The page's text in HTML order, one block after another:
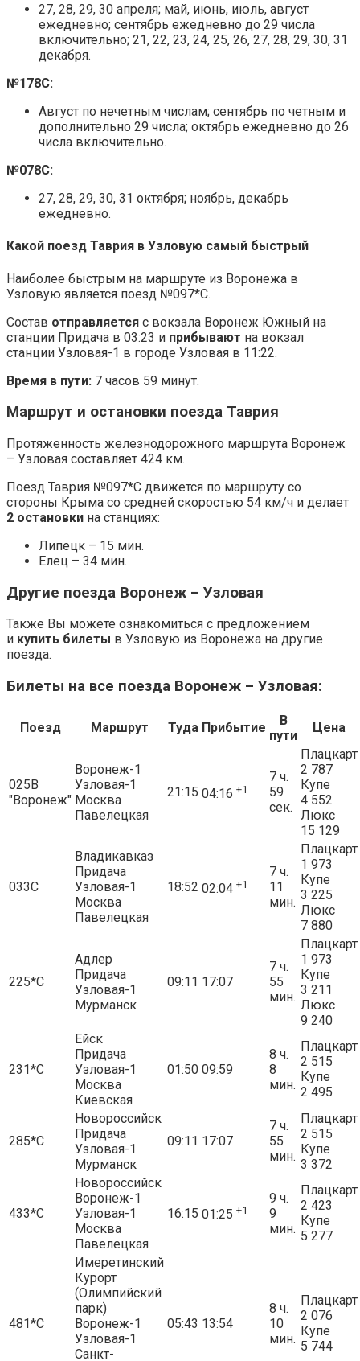
27, 28, 29, 30 апреля; май, июнь, июль, август
ежедневно; сентябрь ежедневно до 29 числа
включительно; 21, 22, 23, 24, 25, 26, 27, 28, 29, 30, 31
декабря.
№178С:
Август по нечетным числам; сентябрь по четным и
дополнительно 29 числа; октябрь ежедневно до 26
числа включительно.
№078С:
27, 28, 29, 30, 31 октября; ноябрь, декабрь
ежедневно.
Какой поезд Таврия в Узловую самый быстрый
Наиболее быстрым на маршруте из Воронежа в
Узловую является поезд №097*С.
Состав отправляется с вокзала Воронеж Южный на
станции Придача в 03:23 и прибывают на вокзал
станции Узловая-1 в городе Узловая в 11:22.
Время в пути: 7 часов 59 минут.
Маршрут и остановки поезда Таврия
Протяженность железнодорожного маршрута Воронеж
– Узловая составляет 424 км.
Поезд Таврия №097*С движется по маршруту со
стороны Крыма со средней скоростью 54 км/ч и делает
2 остановки на станциях:
Липецк – 15 мин.
Елец – 34 мин.
Другие поезда Воронеж – Узловая
Также Вы можете ознакомиться с предложением
и купить билеты в Узловую из Воронежа на другие
поезда.
Билеты на все поезда Воронеж – Узловая:
Поезд Маршрут Туда Прибытие
В
пути
Цена
025В
"Воронеж"
Воронеж-1
Узловая-1
Москва
Павелецкая
21:15 04:16 +1
7 ч.
59
сек.
Плацкарт
2 787
Купе
4 552
Люкс
15 129
033С
Владикавказ
Придача
Узловая-1
Москва
Павелецкая
18:52 02:04 +1
7 ч.
11
мин.
Плацкарт
1 973
Купе
3 225
Люкс
7 880
225*С
Адлер
Придача
Узловая-1
Мурманск
09:11 17:07
7 ч.
55
мин.
Плацкарт
1 973
Купе
3 211
Люкс
9 240
231*С
Ейск
Придача
Узловая-1
Москва
Киевская
01:50 09:59
8 ч.
8
мин.
Плацкарт
2 515
Купе
2 495
285*С
Новороссийск
Придача
Узловая-1
Мурманск
09:11 17:07
7 ч.
55
мин.
Плацкарт
2 515
Купе
3 372
433*С
Новороссийск
Воронеж-1
Узловая-1
Москва
Павелецкая
16:15 01:25 +1
9 ч.
9
мин.
Плацкарт
2 423
Купе
5 277
481*С
Имеретинский
Курорт
(Олимпийский
парк)
Воронеж-1
Узловая-1
Санкт-
05:43 13:54
8 ч.
10
мин.
Плацкарт
2 076
Купе
5 744